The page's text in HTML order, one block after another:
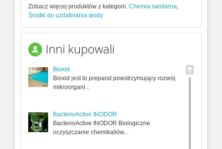
Zobacz więcej produktów z kategorii: Chemia sanitarna,
Środki do uzdatniania wody
Inni kupowali
Bioxid
Bioxid jest to preparat powstrzymujący rozwój
mikroorgani...
BacterioActive INODOR
BacterioActive INODOR Biologiczne
oczyszczanie chemikaliów...